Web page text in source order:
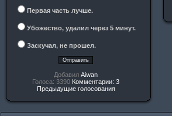
Первая часть лучше.
Убожество, удалил через 5 минут.
Заскучал, не прошел.
Добавил Aiwan
Голоса: 3390 Комментарии: 3
Предыдущие голосования